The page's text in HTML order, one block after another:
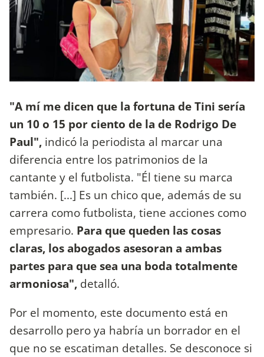
"A mí me dicen que la fortuna de Tini sería
un 10 o 15 por ciento de la de Rodrigo De
Paul", indicó la periodista al marcar una
diferencia entre los patrimonios de la
cantante y el futbolista. "Él tiene su marca
también. [...] Es un chico que, además de su
carrera como futbolista, tiene acciones como
empresario. Para que queden las cosas
claras, los abogados asesoran a ambas
partes para que sea una boda totalmente
armoniosa", detalló.
Por el momento, este documento está en
desarrollo pero ya habría un borrador en el
que no se escatiman detalles. Se desconoce si